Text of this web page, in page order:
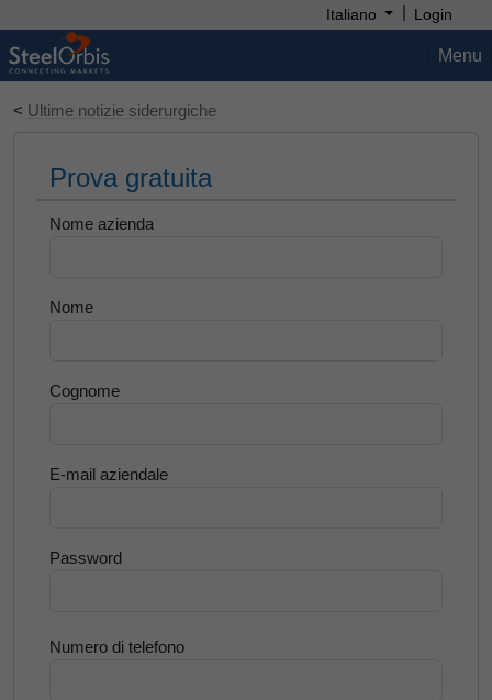
Italiano | Login
Menu
< Ultime notizie siderurgiche
Prova gratuita
Nome azienda
Nome
Cognome
E-mail aziendale
Password
Numero di telefono